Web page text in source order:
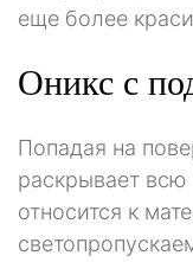
еще более
Оникс с
Попадая на
раскрывает
относится к